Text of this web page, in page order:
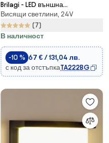
Brilagi - LED външна
декоративна гирлянда
GIRLANDA 25xE12 20m черна
IP44 топла бяла светлина
Висящи светлини, 24V
(7)
В наличност
-10 % 67 € / 131,04 лв.
с код за отстъпкаTA222BG